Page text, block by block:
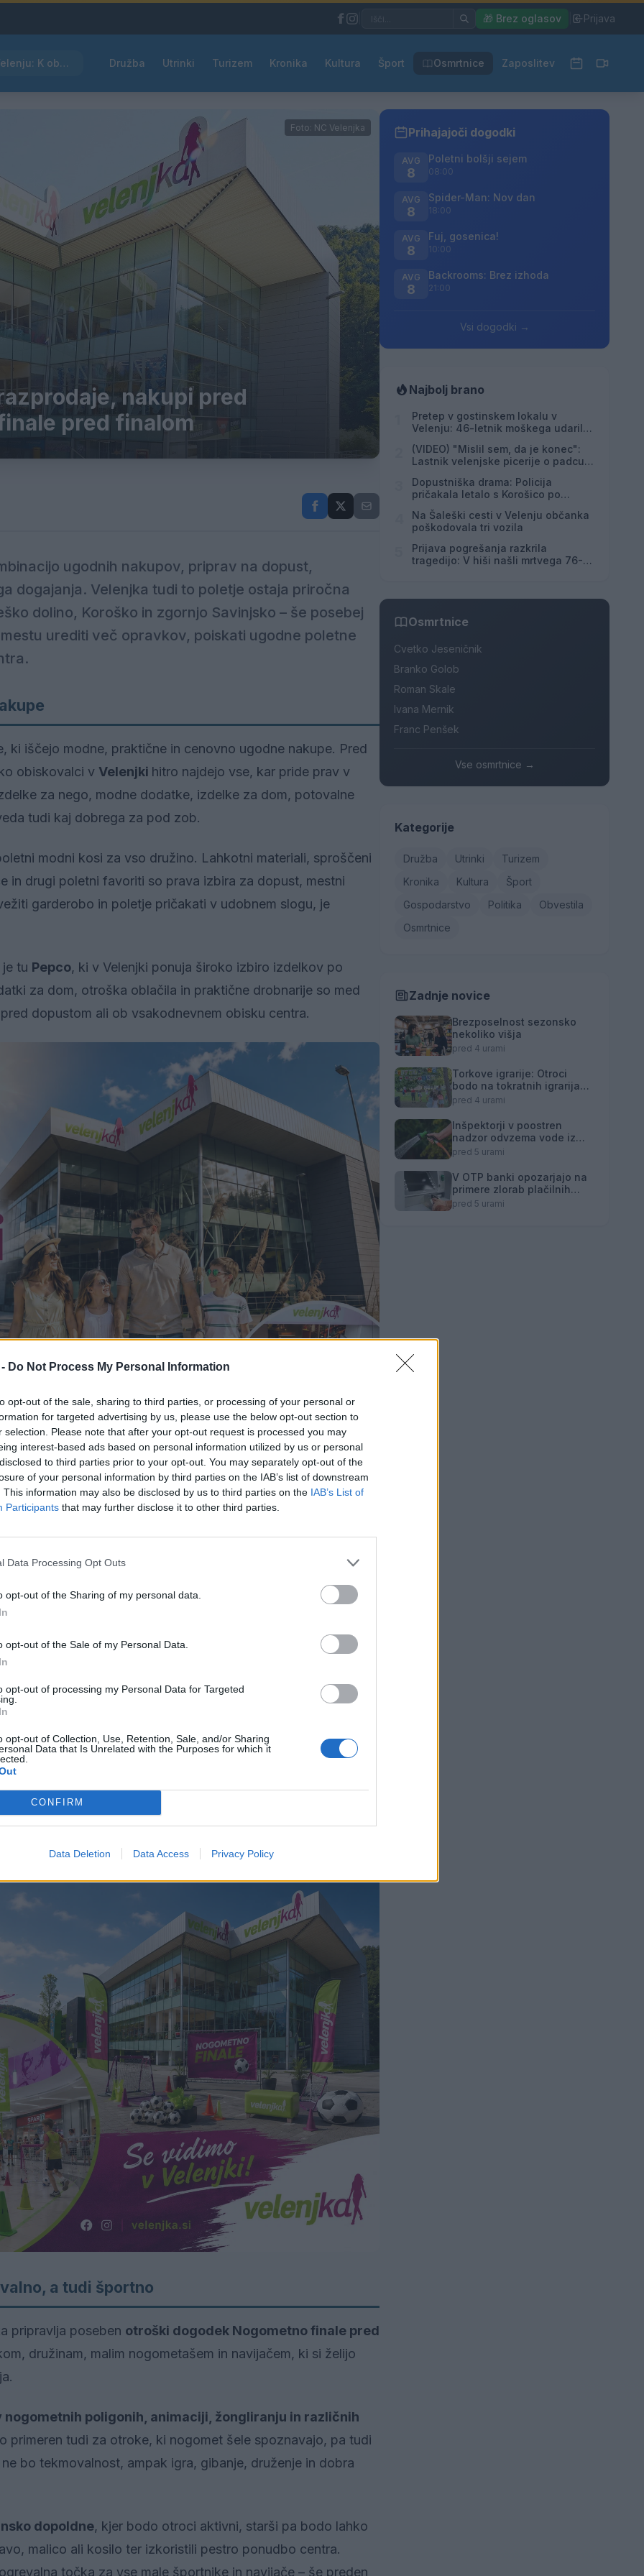
Do Not Process My Personal Information
opt-out of the sale, sharing to third parties, or processing of your personal or
for targeted advertising by us, please use the below opt-out section to
selection. Please note that after your opt-out request is processed you may
interest-based ads based on personal information utilized by us or personal
to third parties prior to your opt-out. You may separately opt-out of the
of your personal information by third parties on the IAB’s list of downstream
This information may also be disclosed by us to third parties on the IAB’s List of
Participants that may further disclose it to other third parties.
Data Processing Opt Outs
opt-out of the Sharing of my personal data.
opt-out of the Sale of my Personal Data.
opt-out of processing my Personal Data for Targeted
opt-out of Collection, Use, Retention, Sale, and/or Sharing
Data that Is Unrelated with the Purposes for which it
CONFIRM
Data Deletion Data Access Privacy Policy
🎁 Brez oglasov Prijava
Kam čez vikend v Velenju: K obisku vabi Poletni bolšji sejem Družba Utrinki Turizem Kronika Kultura Šport Osmrtnice Zaposlitev
Foto: NC Velenjka
nakupi pred
pred finalom
ugodnih nakupov, priprav na dopust,
dogajanja. Velenjka tudi to poletje ostaja priročna
dolino, Koroško in zgornjo Savinjsko – še posebej
urediti več opravkov, poiskati ugodne poletne
ki iščejo modne, praktične in cenovno ugodne nakupe. Pred
obiskovalci v Velenjki hitro najdejo vse, kar pride prav v
za nego, modne dodatke, izdelke za dom, potovalne
tudi kaj dobrega za pod zob.
modni kosi za vso družino. Lahkotni materiali, sproščeni
in drugi poletni favoriti so prava izbira za dopust, mestni
garderobo in poletje pričakati v udobnem slogu, je
tu Pepco, ki v Velenjki ponuja široko izbiro izdelkov po
za dom, otroška oblačila in praktične drobnarije so med
dopustom ali ob vsakodnevnem obisku centra.
najdejo vse za nego kože, zaščito pred soncem,
toplih mesecih je prava izbira zaščita, hidracija in občutek
za pripravo na sončne dni.
V
doma kot na poti. Poletje je namreč čas, ko tudi kosmati
čas za nova očala, zaščito oči in dober občutek, da je za
VSushi
hitre malice za s seboj. Sveži okusi, praktična ponudba in
obisk Velenjke.
a tudi športno
pripravlja poseben otroški dogodek Nogometno finale pred
družinam, malim nogometašem in navijačem, ki si želijo
nogometnih poligonih, animaciji, žongliranju in različnih
primeren tudi za otroke, ki nogomet šele spoznavajo, pa tudi
bo tekmovalnost, ampak igra, gibanje, druženje in dobra
dopoldne, kjer bodo otroci aktivni, starši pa bodo lahko
malico ali kosilo ter izkoristili pestro ponudbo centra.
točka za vse male športnike in navijače – še preden
Prihajajoči dogodki
AVG
8
Poletni bolšji sejem
08:00
AVG
8
Spider-Man: Nov dan
18:00
AVG
8
Fuj, gosenica!
10:00
AVG
8
Backrooms: Brez izhoda
21:00
Vsi dogodki →
Najbolj brano
Pretep v gostinskem lokalu v
Velenju: 46-letnik moškega udaril s
(VIDEO) "Mislil sem, da je konec":
Lastnik velenjske picerije o padcu s
Dopustniška drama: Policija
pričakala letalo s Korošico po
Na Šaleški cesti v Velenju občanka
poškodovala tri vozila
Prijava pogrešanja razkrila
tragedijo: V hiši našli mrtvega 76-
Osmrtnice
Cvetko Jeseničnik
Branko Golob
Roman Skale
Ivana Mernik
Franc Penšek
Vse osmrtnice →
Kategorije
Družba Utrinki
Turizem
Kronika
Kultura
Šport
Gospodarstvo
Politika
Obvestila
Osmrtnice
Zadnje novice
Brezposelnost sezonsko
nekoliko višja
pred 4 urami
Torkove igrarije: Otroci
bodo na tokratnih igrarijah
slikali z akvareli
pred 4 urami
Inšpektorji v poostren
nadzor odvzema vode iz
vodotokov
pred 5 urami
V OTP banki opozarjajo na
primere zlorab plačilnih
kartic na bankomatih
pred 5 urami